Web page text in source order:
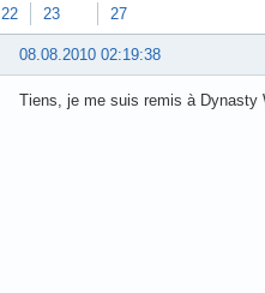
22 23 27
08.08.2010 02:19:38
Tiens, je me suis remis à Dynasty